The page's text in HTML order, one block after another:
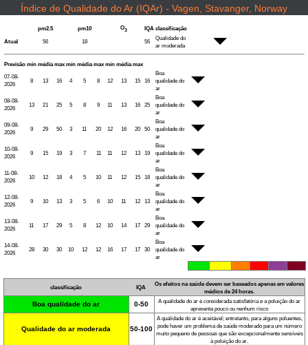
Índice de Qualidade do Ar (IQAr) - Vagen, Stavanger, Norway
pm2.5 pm10 O3 IQA classificação
Atual
56 18 56
Qualidade do
ar moderada
Previsão mín média max mín média max mín média max
07-08-
2026
8 13 16 4 5 8 12 13 15 16
Boa
qualidade do
ar
08-08-
2026
13 21 25 5 8 9 11 13 16 25
Boa
qualidade do
ar
09-08-
2026
9 29 50 3 11 20 12 16 20 50
Boa
qualidade do
ar
10-08-
2026
9 15 19 3 7 11 11 12 13 19
Boa
qualidade do
ar
11-08-
2026
10 12 18 4 5 10 11 12 15 18
Boa
qualidade do
ar
12-08-
2026
9 10 13 3 5 6 10 11 12 13
Boa
qualidade do
ar
13-08-
2026
11 17 29 5 8 12 10 14 17 29
Boa
qualidade do
ar
14-08-
2026
28 30 30 10 12 12 16 17 17 30
Boa
qualidade do
ar
classificação IQA
Os efeitos na saúde devem ser baseados apenas em valores
médios de 24 horas.
Boa qualidade do ar 0-50
A qualidade do ar é considerada satisfatória e a poluição do ar
apresenta pouco ou nenhum risco
Qualidade do ar moderada 50-100
A qualidade do ar é aceitável; entretanto, para alguns poluentes,
pode haver um problema de saúde moderado para um número
muito pequeno de pessoas que são excepcionalmente sensíveis
à poluição do ar.